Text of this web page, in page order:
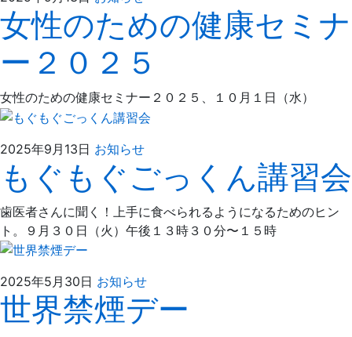
年
9
月
13
日
ば
た
歯
科
女性のための健康セミナ
ー２０２５
女性のための健康セミナー２０２５、１０月１日（水）
2025年9月13日 お知らせ2025
年
9
月
13
日
え
ば
た
歯
科
もぐもぐごっくん講習会
歯医者さんに聞く！上手に食べられるようになるためのヒン
ト。９月３０日（火）午後１３時３０分〜１５時
2025年5月30日 お知らせ2025
年
え
ば
世界禁煙デー